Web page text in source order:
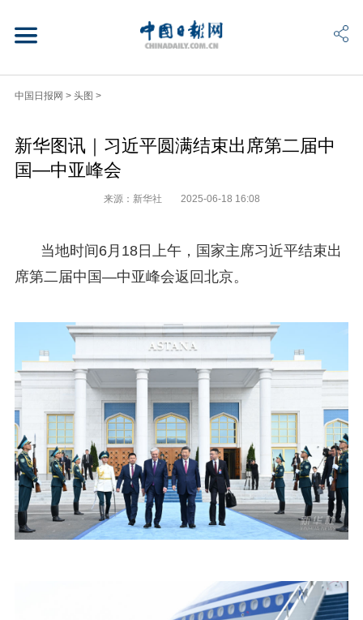
中国日报网 > 头图 >
新华图讯｜习近平圆满结束出席第二届中
国—中亚峰会
来源：新华社 2025-06-18 16:08
当地时间6月18日上午，国家主席习近平结束出
席第二届中国—中亚峰会返回北京。